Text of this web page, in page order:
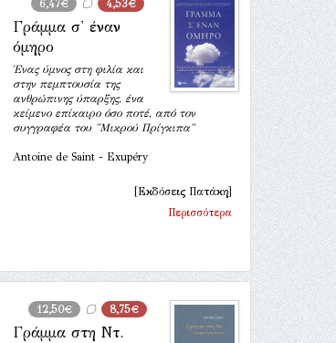
6,47€ 4,53€
Γράμμα σ' έναν
όμηρο
Ένας ύμνος στη φιλία και
στην πεμπτουσία της
ανθρώπινης ύπαρξης, ένα
κείμενο επίκαιρο όσο ποτέ, από τον
συγγραφέα του "Μικρού Πρίγκιπα"
Antoine de Saint - Exupéry
[Εκδόσεις Πατάκη]
Περισσότερα
12,50€ 8,75€
Γράμμα στη Ντ.